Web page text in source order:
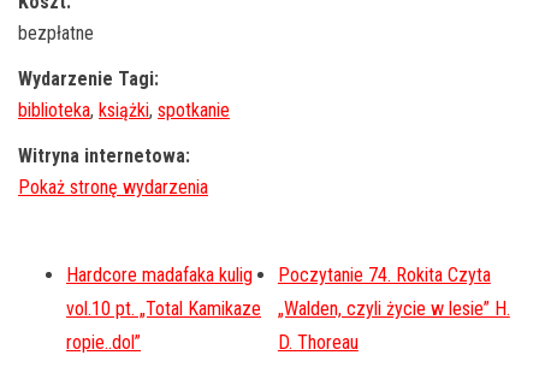
bezpłatne
Wydarzenie Tagi:
biblioteka, książki, spotkanie
Witryna internetowa:
Hardcore madafaka kulig
vol.10 pt. „Total Kamikaze
ropie..dol”
Poczytanie 74. Rokita Czyta
„Walden, czyli życie w lesie” H.
D. Thoreau